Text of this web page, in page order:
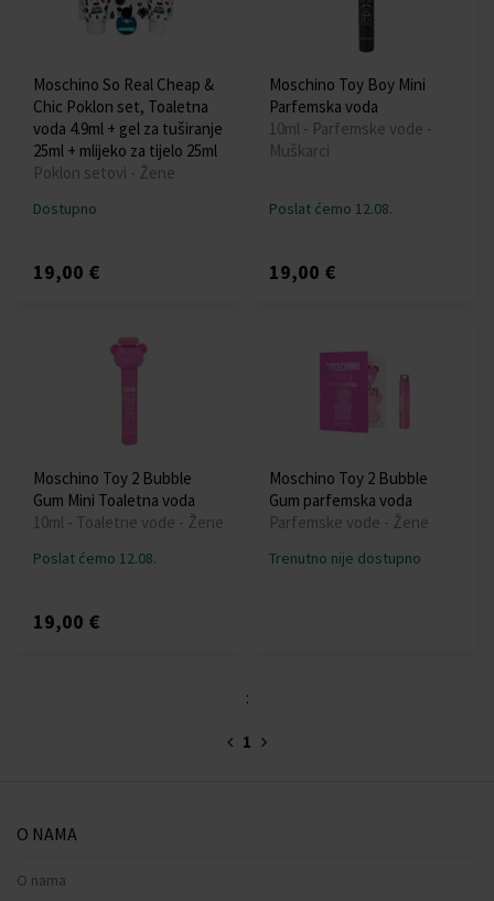
Moschino So Real Cheap &
Chic Poklon set, Toaletna
voda 4.9ml + gel za tuširanje
25ml + mlijeko za tijelo 25ml
Poklon setovi - Žene
Dostupno
19,00 €
Moschino Toy Boy Mini
Parfemska voda
10ml - Parfemske vode -
Muškarci
Poslat ćemo 12.08.
19,00 €
Moschino Toy 2 Bubble
Gum Mini Toaletna voda
10ml - Toaletne vode - Žene
Poslat ćemo 12.08.
19,00 €
Moschino Toy 2 Bubble
Gum parfemska voda
Parfemske vode - Žene
Trenutno nije dostupno
:
1
O NAMA
O nama